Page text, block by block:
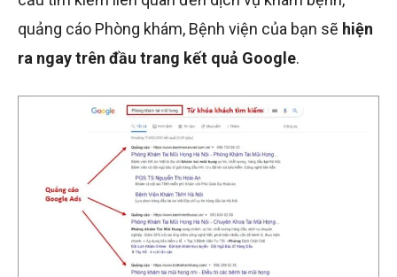
quảng cáo Phòng khám, Bệnh viện của bạn sẽ hiện
ra ngay trên đầu trang kết quả Google.